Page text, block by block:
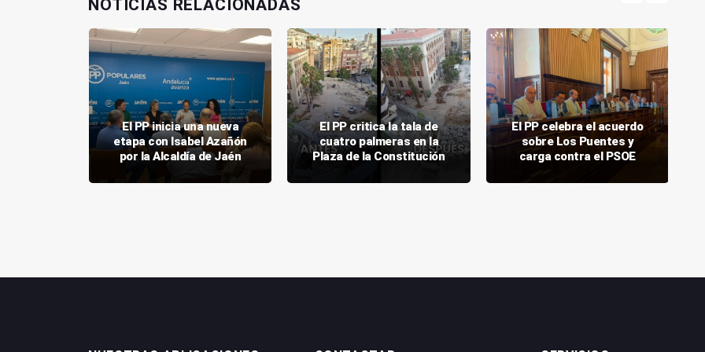
NOTICIAS RELACIONADAS
El PP inicia una nueva
etapa con Isabel Azañón
por la Alcaldía de Jaén
El PP critica la tala de
cuatro palmeras en la
Plaza de la Constitución
El PP celebra el acuerdo
sobre Los Puentes y
carga contra el PSOE